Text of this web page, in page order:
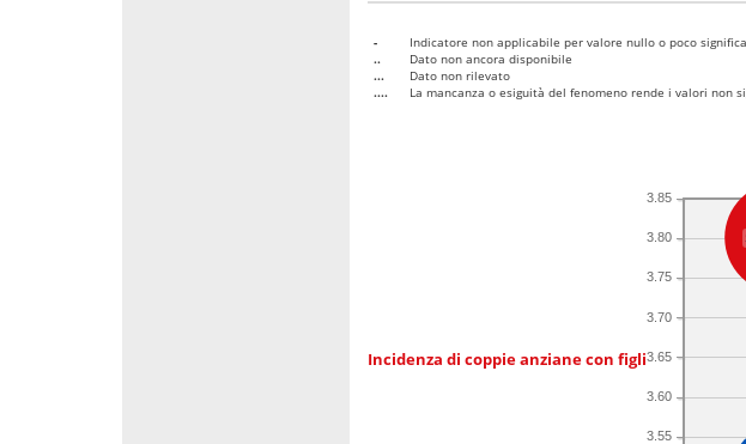
-
Indicatore non applicabile per valore nullo o poco
..
Dato non ancora disponibile
...
Dato non rilevato
....
La mancanza o esiguità del fenomeno rende i valori non
Incidenza di coppie anziane con figli
3.55
3.60
3.65
3.70
3.75
3.80
3.85